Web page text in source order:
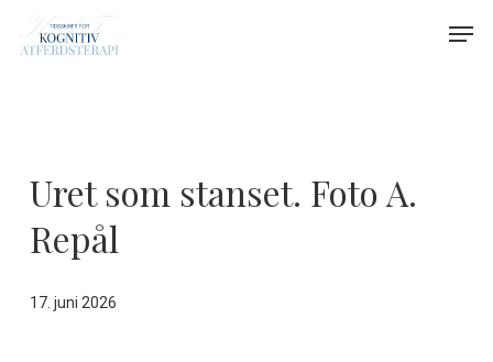
Uret som stanset. Foto A.
Repål
17. juni 2026